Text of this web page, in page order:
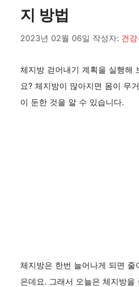
지 방법
2023년 02월 06일 작성자: 건
체지방 걷어내기 계획을 실행해
요? 체지방이 많아지면 몸이 무
이 둔한 것을 알 수 있습니다.
체지방은 한번 늘어나게 되면 줄
은데요. 그래서 오늘은 체지방을